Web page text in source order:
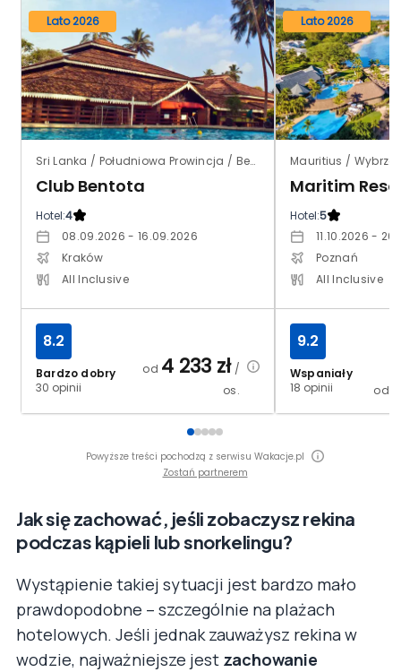
Lato 2026
Sri Lanka / Południowa Prowincja / Bentota
Club Bentota
Hotel:4
08.09.2026 - 16.09.2026
Kraków
All Inclusive
Bardzo dobry
30 opinii
8.2
od 4 233 zł/
os.
Lato 2026
Maritim
Hotel:5
11.10.2026 -
Poznań
All Inclusive
Wspaniały
18 opinii
9.2
od
Powyższe treści pochodzą z serwisu Wakacje.pl
Zostań partnerem
Jak się zachować, jeśli zobaczysz rekina
podczas kąpieli lub snorkelingu?
Wystąpienie takiej sytuacji jest bardzo mało
prawdopodobne – szczególnie na plażach
hotelowych. Jeśli jednak zauważysz rekina w
wodzie, najważniejsze jest zachowanie